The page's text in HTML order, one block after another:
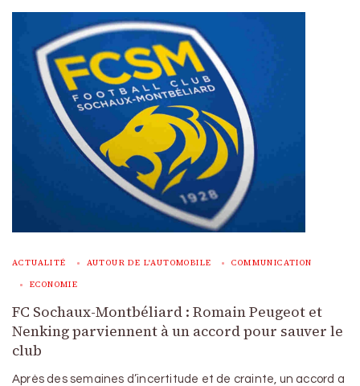
ACTUALITÉ AUTOUR DE L'AUTOMOBILE COMMUNICATION
ECONOMIE
FC Sochaux-Montbéliard : Romain Peugeot et
Nenking parviennent à un accord pour sauver le
club
Après des semaines d’incertitude et de crainte, un accord a